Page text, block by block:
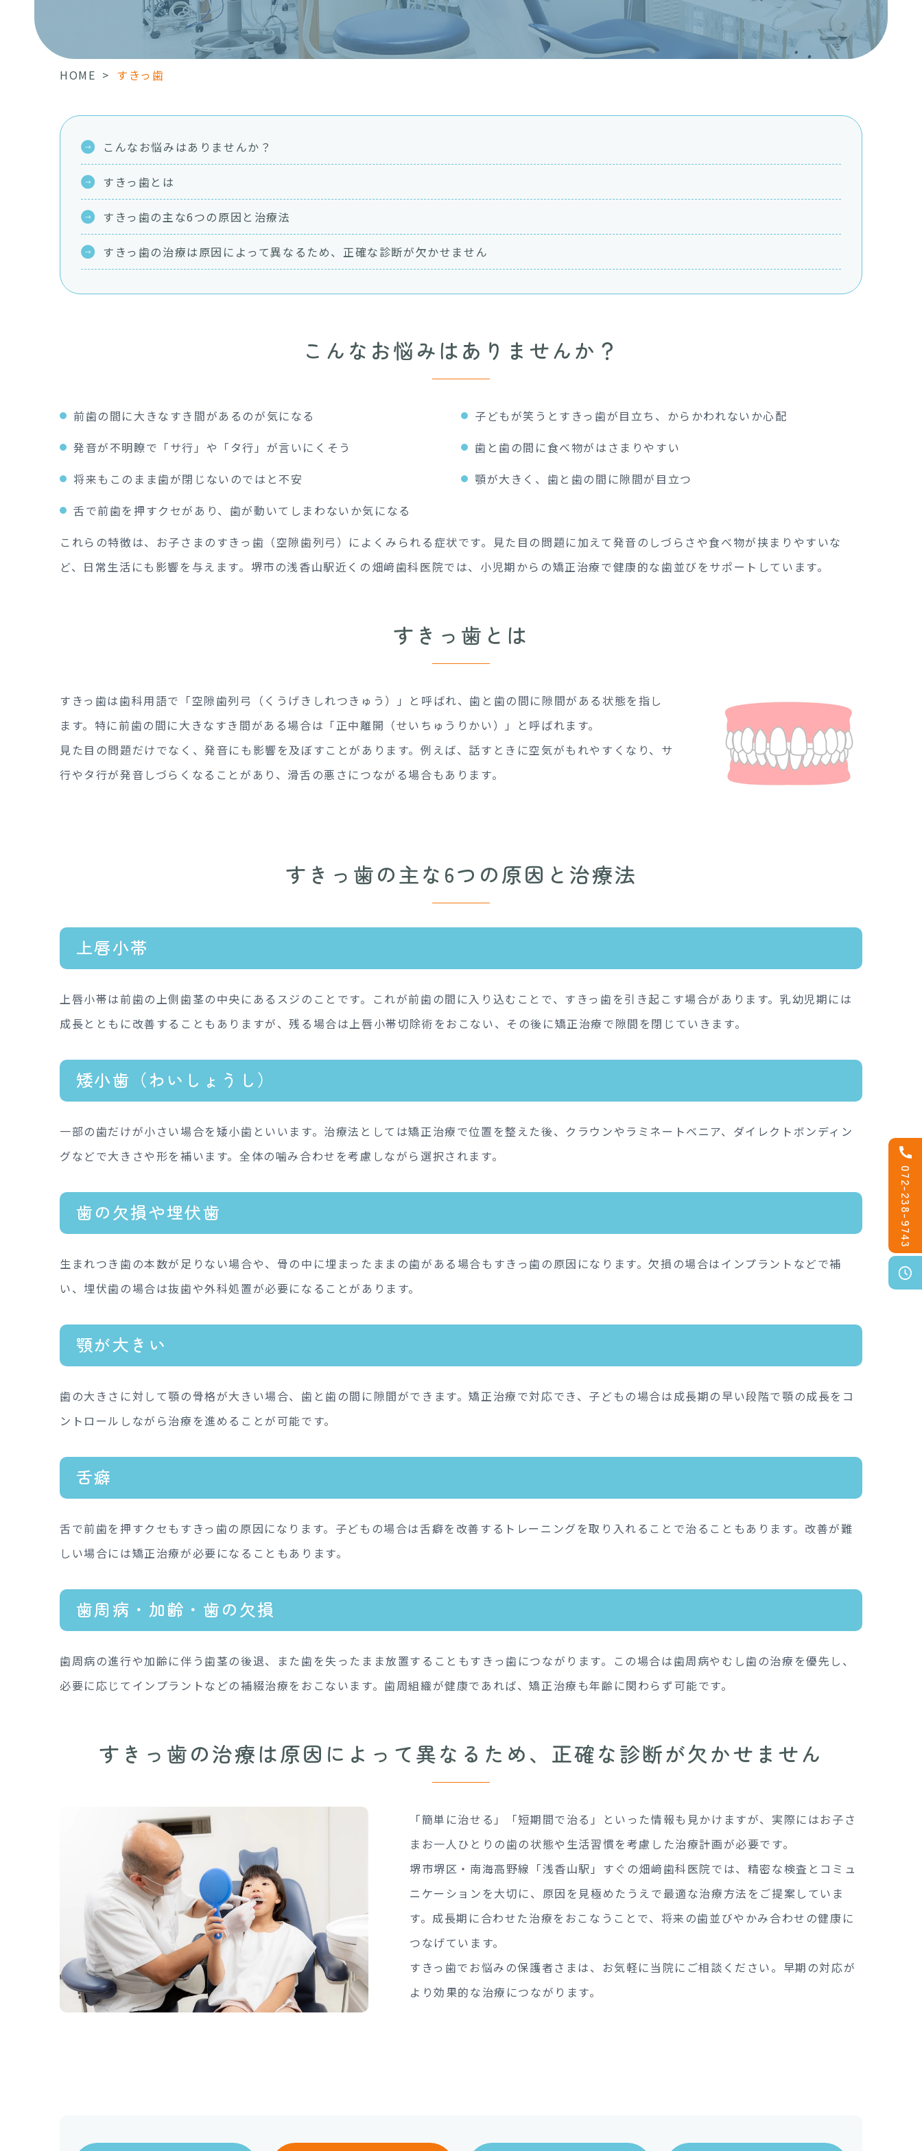
HOME > すきっ歯
こんなお悩みはありませんか？
すきっ歯とは
すきっ歯の主な6つの原因と 治療法
すきっ歯の治療は原因によって異なるため、 正確な診断が欠かせません
こんなお悩みはありませんか？
前歯の間に大きなすき間があるのが気になる
子どもが笑うとすきっ歯が目立ち、からかわれないか心配
発音が不明瞭で「サ行」や「タ行」が言いにくそう
歯と歯の間に食べ物がはさまりやすい
将来もこのまま歯が閉じないのではと不安
顎が大きく、歯と歯の間に隙間が目立つ
舌で前歯を押すクセがあり、歯が動いてしまわないか気になる
これらの特徴は、お子さまのすきっ歯（空隙歯列弓）によくみられる症状です。見た目の問題に加えて発音のしづらさや食べ物が挟まりやすいな
ど、日常生活にも影響を与えます。堺市の浅香山駅近くの畑﨑歯科医院では、小児期からの矯正治療で健康的な歯並びをサポートしています。
すきっ歯とは
すきっ歯は歯科用語で「空隙歯列弓（くうげきしれつきゅう）」と呼ばれ、歯と歯の間に隙間がある状態を指し
ます。特に前歯の間に大きなすき間がある場合は「正中離開（せいちゅうりかい）」と呼ばれます。
見た目の問題だけでなく、発音にも影響を及ぼすことがあります。例えば、話すときに空気がもれやすくなり、サ
行やタ行が発音しづらくなることがあり、滑舌の悪さにつながる場合もあります。
すきっ歯の主な6つの原因と 治療法
上唇小帯
上唇小帯は前歯の上側歯茎の中央にあるスジのことです。これが前歯の間に入り込むことで、すきっ歯を引き起こす場合があります。乳幼児期には
成長とともに改善することもありますが、残る場合は上唇小帯切除術をおこない、その後に矯正治療で隙間を閉じていきます。
矮小歯（わいしょうし）
一部の歯だけが小さい場合を矮小歯といいます。治療法としては矯正治療で位置を整えた後、クラウンやラミネートベニア、ダイレクトボンディン
グなどで大きさや形を補います。全体の噛み合わせを考慮しながら選択されます。
歯の欠損や埋伏歯
生まれつき歯の本数が足りない場合や、骨の中に埋まったままの歯がある場合もすきっ歯の原因になります。欠損の場合はインプラントなどで補
い、埋伏歯の場合は抜歯や外科処置が必要になることがあります。
顎が大きい
歯の大きさに対して顎の骨格が大きい場合、歯と歯の間に隙間ができます。矯正治療で対応でき、子どもの場合は成長期の早い段階で顎の成長をコ
ントロールしながら治療を進めることが可能です。
舌癖
舌で前歯を押すクセもすきっ歯の原因になります。子どもの場合は舌癖を改善するトレーニングを取り入れることで治ることもあります。改善が難
しい場合には矯正治療が必要になることもあります。
歯周病・加齢・歯の欠損
歯周病の進行や加齢に伴う歯茎の後退、また歯を失ったまま放置することもすきっ歯につながります。この場合は歯周病やむし歯の治療を優先し、
必要に応じてインプラントなどの補綴治療をおこないます。歯周組織が健康であれば、矯正治療も年齢に関わらず可能です。
すきっ歯の治療は原因によって異なるため、 正確な診断が欠かせません
「簡単に治せる」「短期間で治る」といった情報も見かけますが、実際にはお子さ
まお一人ひとりの歯の状態や生活習慣を考慮した治療計画が必要です。
堺市堺区・南海高野線「浅香山駅」すぐの畑﨑歯科医院では、精密な検査とコミュ
ニケーションを大切に、原因を見極めたうえで最適な治療方法をご提案していま
す。成長期に合わせた治療をおこなうことで、将来の歯並びやかみ合わせの健康に
つなげています。
すきっ歯でお悩みの保護者さまは、お気軽に当院にご相談ください。早期の対応が
より効果的な治療につながります。
072-238-9743